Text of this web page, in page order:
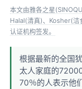
本文由雅各之星
Halal(清真)、Kosher(洁
认证机构签发。
根据最新的全国
太人家庭的
70％的人表示他